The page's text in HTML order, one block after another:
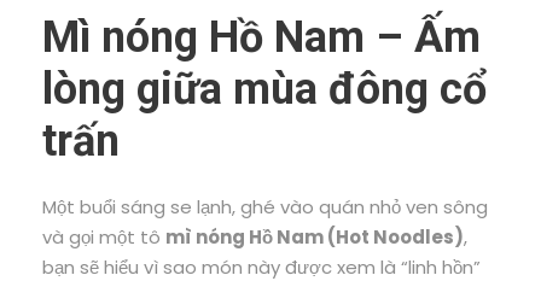
Mì nóng Hồ Nam – Ấm
lòng giữa mùa đông cổ
trấn
Một buổi sáng se lạnh, ghé vào quán nhỏ ven sông
và gọi một tô mì nóng Hồ Nam (Hot Noodles),
bạn sẽ hiểu vì sao món này được xem là “linh hồn”